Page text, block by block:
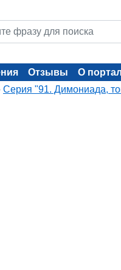
Отзывы О
Серия "91. Димониада,